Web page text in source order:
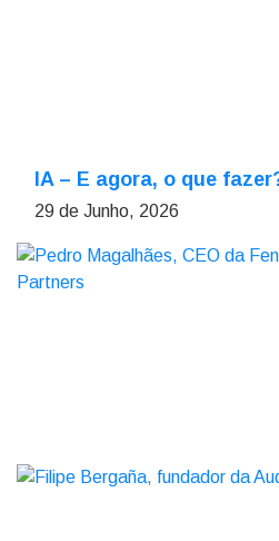
IA – E agora, o que
29 de Junho, 2026